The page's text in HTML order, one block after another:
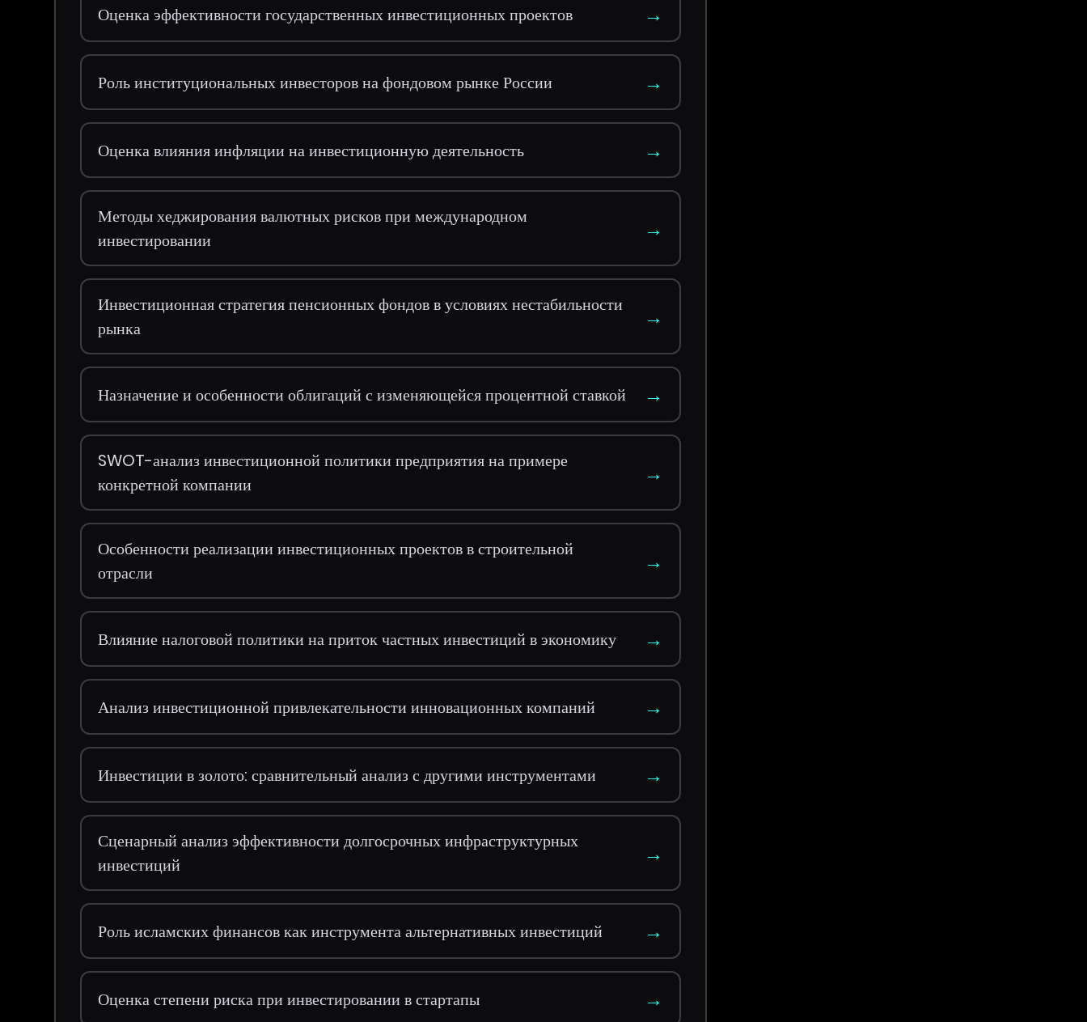
Оценка эффективности государственных инвестиционных проектов →
Роль институциональных инвесторов на фондовом рынке России →
Оценка влияния инфляции на инвестиционную деятельность →
Методы хеджирования валютных рисков при международном
инвестировании
→
Инвестиционная стратегия пенсионных фондов в условиях нестабильности
рынка
→
Назначение и особенности облигаций с изменяющейся процентной ставкой →
SWOT-анализ инвестиционной политики предприятия на примере
конкретной компании
→
Особенности реализации инвестиционных проектов в строительной
отрасли
→
Влияние налоговой политики на приток частных инвестиций в экономику →
Анализ инвестиционной привлекательности инновационных компаний →
Инвестиции в золото: сравнительный анализ с другими инструментами →
Сценарный анализ эффективности долгосрочных инфраструктурных
инвестиций
→
Роль исламских финансов как инструмента альтернативных инвестиций →
Оценка степени риска при инвестировании в стартапы →